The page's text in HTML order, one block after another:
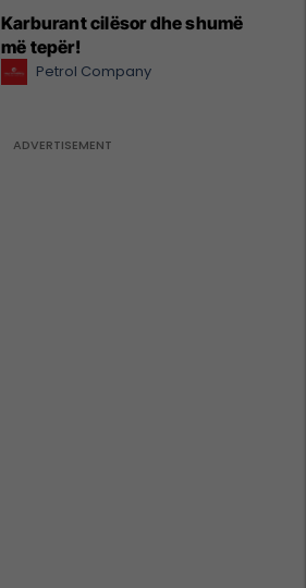
Karburant cilësor dhe shumë
më tepër!
Petrol Company